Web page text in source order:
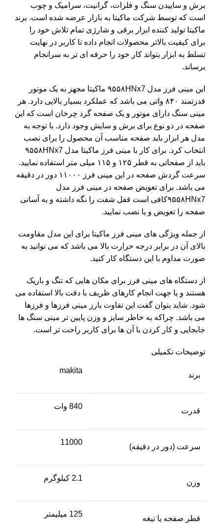
برش و ساییدن سنگ و فلزات، گرانیت، سرامیک و چوب
است که توسط شرکت ماکیتا به بازار عرضه شده است. برند
ماکیتا تولید کننده ابزار برقی و شارژی تمام تلاش خود را
برای کیفیت بالاتر محصولات انجام داده تا کاربر در نهایت
تسلط به ابزار بتواند کار خود را حرفه ای تر به سرانجام
برساند.
این مینی فرز مدل ۹۵۵۸HNx7 ماکیتا مجهز به یک موتور
قدرتمند ۸۴۰ واتی می باشد که عملکرد بسیار بالایی دارد. هر
مینی سنگ دارای موتور و یک صفحه گرد چرخان است که این
صفحه در دو نوع برای برش و سایش وجود دارد. با توجه به
مدل هر ابزار باید صفحه مناسب آن محصول را برای نصب
انتخاب کرد. برای کار با مینی فرز
ماکیتا مدل ۹۵۵۸HNx7
باید از صفحاتی به قطر ۱۲۵ و ۱۱۵ میلی متر استفاده نمایید.
سرعت گردش صفحه در این مینی فرز ۱۱۰۰۰ دور در دقیقه
می باشد. برای تعویض صفحه در مینی فرز مدل
۹۵۵۸HNx7کافی است قفل شفت را نگه داشته و به آسانی
صفحه را تعویض و یا نصب نمایید.
از جمله ویژگی های مینی فرز ماکیتا برای این مدل مقاومت
بالای آن در برابر درجه حرارت بالا می باشد که می توانید به
صورت مداوم با این دستگاه کار کنید.
از دستگاه های مینی فرز برای مکان هایی که تنگ و باریک
هستند و یا جهت انجام کارهای ظریف با دقت بالا استفاده می
شود. شاید بتوان گفت این تفاوت بارز مینی فرزها و فرزها
می باشد. چراکه به خاطر سایز و وزن پایین تر مینی سنگ ها
جابجایی و کار کردن با آن ها برای کاربر راحت تر است.
توضیحات تکمیلی
برند
makita
قدرت
840 وات
سرعت (دور در دقیقه)
11000
وزن
2.1 کیلوگرم
قطر صفحه یا تیغه
125 میلیمتر